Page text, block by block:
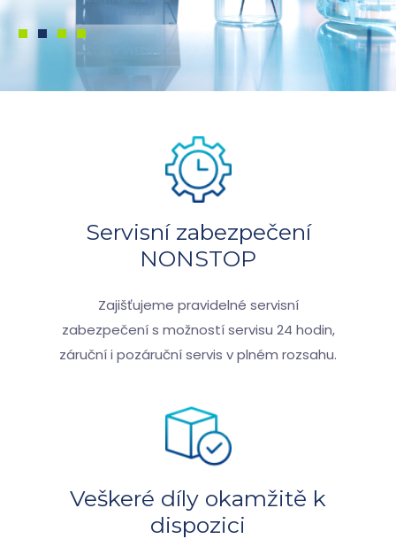
1 2 3 4
Servisní zabezpečení
NONSTOP
Zajišťujeme pravidelné servisní
zabezpečení s možností servisu 24 hodin,
záruční i pozáruční servis v plném rozsahu.
Veškeré díly okamžitě k
dispozici